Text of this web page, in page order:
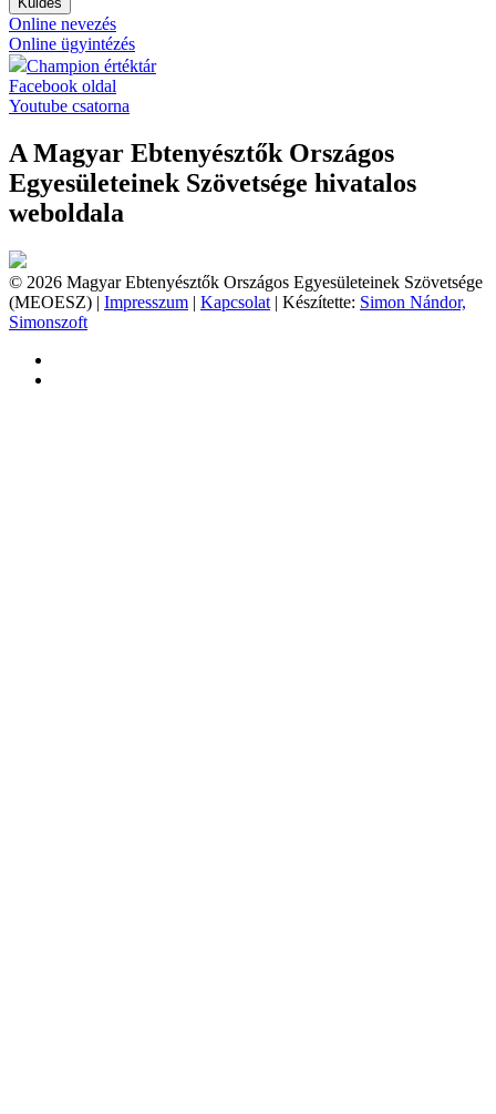
Online nevezés
Online ügyintézés
Champion értéktár
Facebook oldal
Youtube csatorna
A Magyar Ebtenyésztők Országos
Egyesületeinek Szövetsége hivatalos
weboldala
© 2026 Magyar Ebtenyésztők Országos Egyesületeinek Szövetsége
(MEOESZ) | Impresszum | Kapcsolat | Készítette: Simon Nándor,
Simonszoft